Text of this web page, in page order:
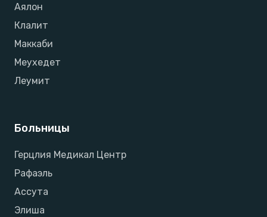
Аялон
Клалит
Маккаби
Меухедет
Леумит
Больницы
Герцлия Медикал Центр
Рафаэль
Ассута
Элиша